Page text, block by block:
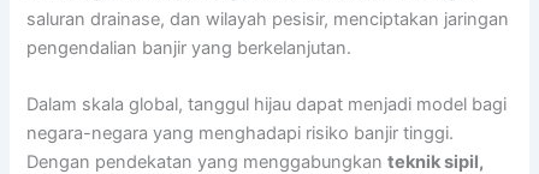
saluran drainase, dan wilayah pesisir, menciptakan jaringan
pengendalian banjir yang berkelanjutan.
Dalam skala global, tanggul hijau dapat menjadi model bagi
negara-negara yang menghadapi risiko banjir tinggi.
Dengan pendekatan yang menggabungkanteknik sipil,